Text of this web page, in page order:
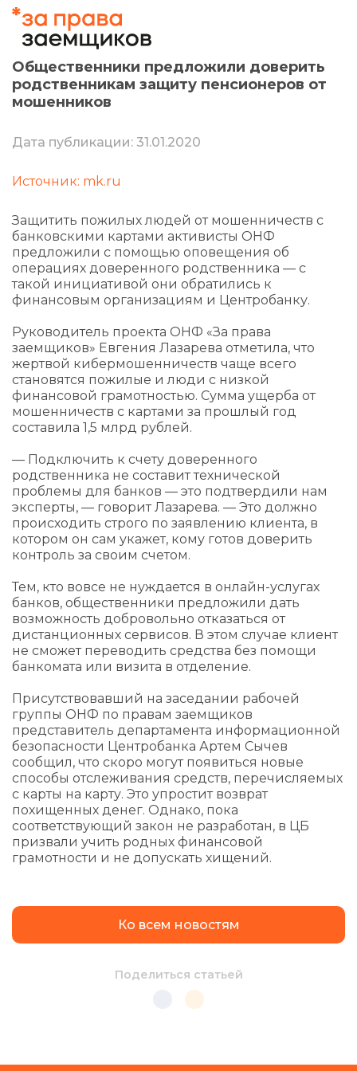
Общественники предложили доверить
родственникам защиту пенсионеров от
мошенников
Дата публикации: 31.01.2020
Источник: mk.ru
Защитить пожилых людей от мошенничеств с
банковскими картами активисты ОНФ
предложили с помощью оповещения об
операциях доверенного родственника — с
такой инициативой они обратились к
финансовым организациям и Центробанку.
Руководитель проекта ОНФ «За права
заемщиков» Евгения Лазарева отметила, что
жертвой кибермошенничеств чаще всего
становятся пожилые и люди с низкой
финансовой грамотностью. Сумма ущерба от
мошенничеств с картами за прошлый год
составила 1,5 млрд рублей.
— Подключить к счету доверенного
родственника не составит технической
проблемы для банков — это подтвердили нам
эксперты, — говорит Лазарева. — Это должно
происходить строго по заявлению клиента, в
котором он сам укажет, кому готов доверить
контроль за своим счетом.
Тем, кто вовсе не нуждается в онлайн-услугах
банков, общественники предложили дать
возможность добровольно отказаться от
дистанционных сервисов. В этом случае клиент
не сможет переводить средства без помощи
банкомата или визита в отделение.
Присутствовавший на заседании рабочей
группы ОНФ по правам заемщиков
представитель департамента информационной
безопасности Центробанка Артем Сычев
сообщил, что скоро могут появиться новые
способы отслеживания средств, перечисляемых
с карты на карту. Это упростит возврат
похищенных денег. Однако, пока
соответствующий закон не разработан, в ЦБ
призвали учить родных финансовой
грамотности и не допускать хищений.
Ко всем новостям
Поделиться статьей